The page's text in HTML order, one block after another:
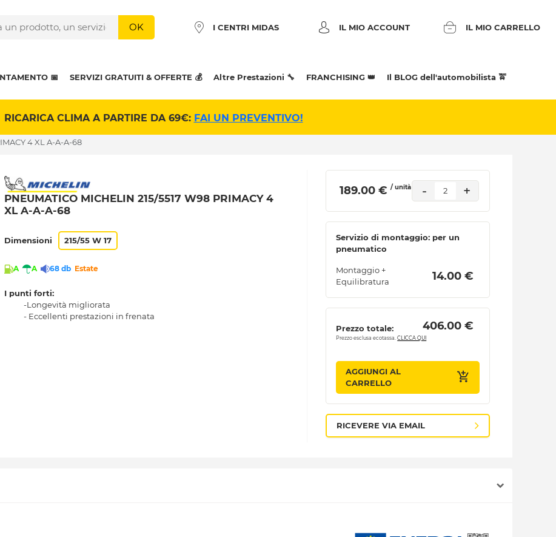
OK I CENTRI MIDAS IL MIO ACCOUNT IL MIO CARRELLO
📅 SERVIZI GRATUITI & OFFERTE 💰 Altre Prestazioni 🔧 FRANCHISING 👑 Il BLOG dell'automobilista 🚖
RICARICA CLIMA A PARTIRE DA 69€: FAI UN PREVENTIVO!
4 XL A-A-A-68
PNEUMATICO MICHELIN 215/5517 W98 PRIMACY 4
XL A-A-A-68
Dimensioni 215/55 W 17
A A 68 db Estate
I punti forti:
-Longevità migliorata
- Eccellenti prestazioni in frenata
189.00 € / unità - 2 +
Servizio di montaggio: per un
pneumatico
Montaggio +
Equilibratura
14.00 €
Prezzo totale: 406.00 €
Prezzo esclusa ecotassa.CLICCA QUI
AGGIUNGI AL
CARRELLO
RICEVERE VIA EMAIL